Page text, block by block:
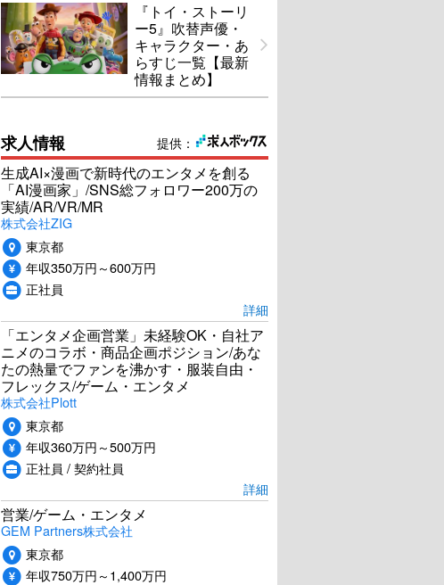
『トイ・ストーリ
ー5』吹替声優・
キャラクター・あ
らすじ一覧【最新
情報まとめ】
提供：
求人情報
生成AI×漫画で新時代のエンタメを創る
「AI漫画家」/SNS総フォロワー200万の
実績/AR/VR/MR
株式会社ZIG
東京都
年収350万円～600万円
正社員
詳細
「エンタメ企画営業」未経験OK・自社ア
ニメのコラボ・商品企画ポジション/あな
たの熱量でファンを沸かす・服装自由・
フレックス/ゲーム・エンタメ
株式会社Plott
東京都
年収360万円～500万円
正社員 / 契約社員
詳細
営業/ゲーム・エンタメ
GEM Partners株式会社
東京都
年収750万円～1,400万円